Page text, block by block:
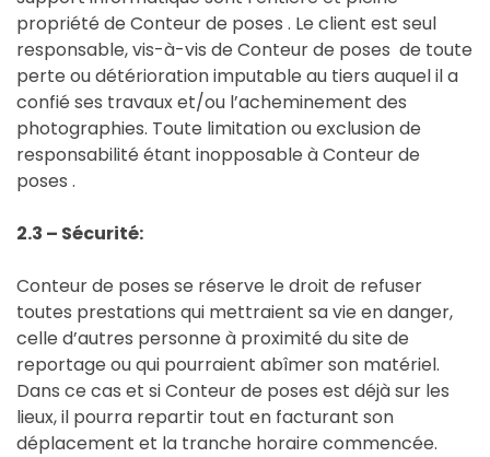
propriété de Conteur de poses . Le client est seul
responsable, vis-à-vis de Conteur de poses de toute
perte ou détérioration imputable au tiers auquel il a
confié ses travaux et/ou l’acheminement des
photographies. Toute limitation ou exclusion de
responsabilité étant inopposable à Conteur de
poses .
2.3 – Sécurité:
Conteur de poses se réserve le droit de refuser
toutes prestations qui mettraient sa vie en danger,
celle d’autres personne à proximité du site de
reportage ou qui pourraient abîmer son matériel.
Dans ce cas et si Conteur de poses est déjà sur les
lieux, il pourra repartir tout en facturant son
déplacement et la tranche horaire commencée.